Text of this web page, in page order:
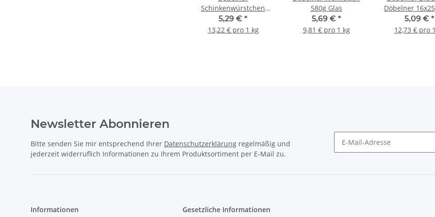
Schinkenwürstchen
5x80g Glas
5,29 € *
13,22 € pro 1 kg
580g Glas
5,69 € *
9,81 € pro 1 kg
Döbelner
5,09 € *
12,73 € pro
Newsletter Abonnieren
Bitte senden Sie mir entsprechend Ihrer Datenschutzerklärung regelmäßig und
jederzeit widerruflich Informationen zu Ihrem Produktsortiment per E-Mail zu.
Informationen Gesetzliche Informationen